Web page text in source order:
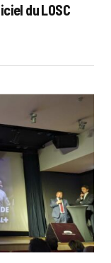
du LOSC